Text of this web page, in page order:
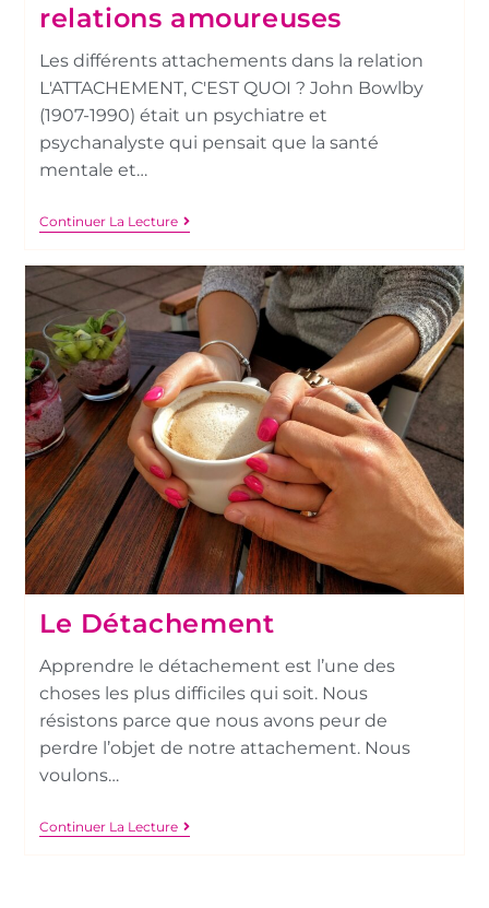
relations amoureuses
Les différents attachements dans la relation
L'ATTACHEMENT, C'EST QUOI ? John Bowlby
(1907-1990) était un psychiatre et
psychanalyste qui pensait que la santé
mentale et…
Continuer La Lecture
Le Détachement
Apprendre le détachement est l’une des
choses les plus difficiles qui soit. Nous
résistons parce que nous avons peur de
perdre l’objet de notre attachement. Nous
voulons…
Continuer La Lecture